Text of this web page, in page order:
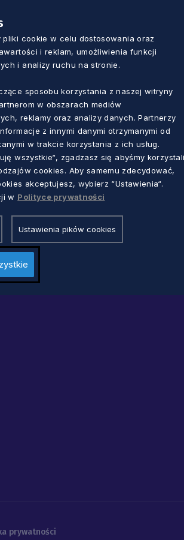
prywatności
pliki cookie w celu dostosowania oraz
i reklam, umożliwienia funkcji
i analizy ruchu na stronie.
sposobu korzystania z naszej witryny
w obszarach mediów
reklamy oraz analizy danych. Partnerzy
z innymi danymi otrzymanymi od
w trakcie korzystania z ich usług.
wszystkie“, zgadzasz się abyśmy
cookies. Aby samemu zdecydować,
akceptujesz, wybierz “Ustawienia“.
w Polityce prywatności
Ustawienia pików cookies